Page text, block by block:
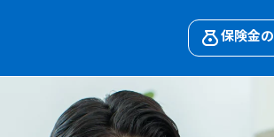
保険金